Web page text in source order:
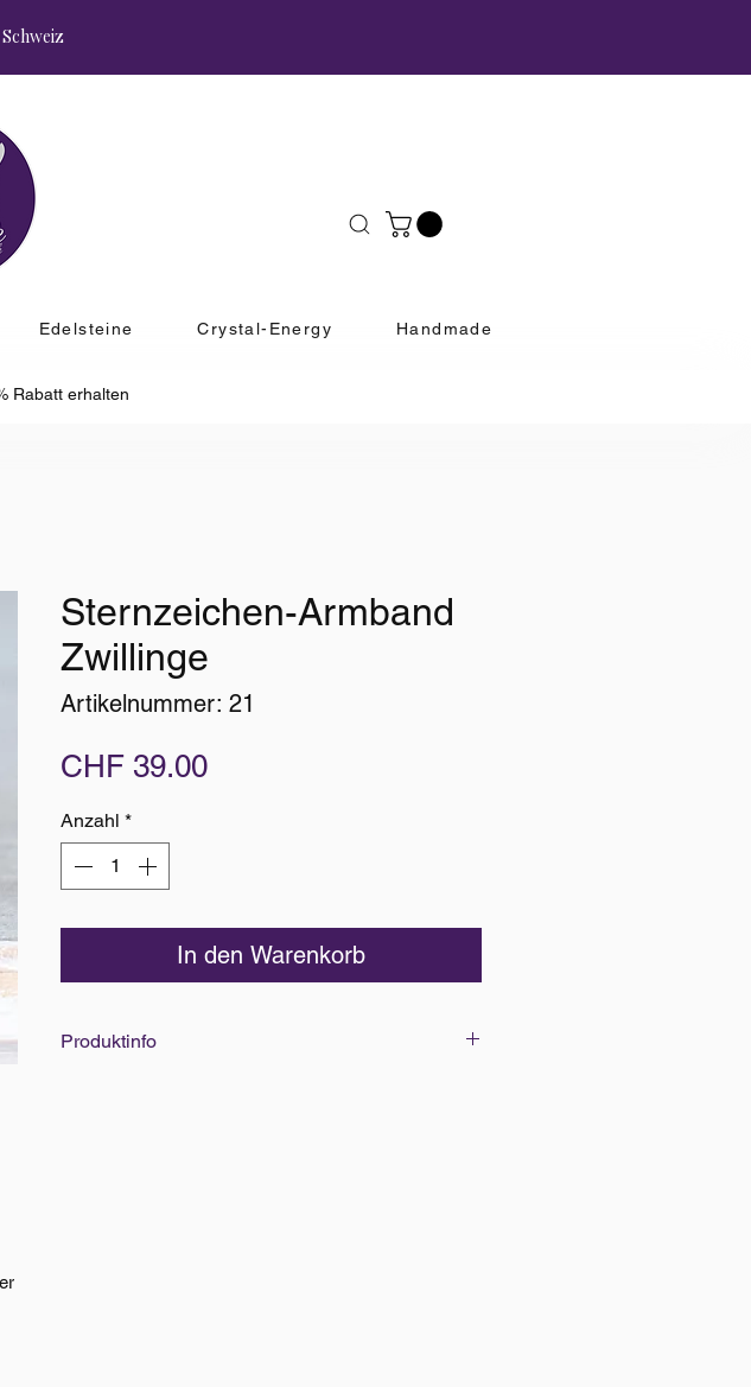
Edelsteine Crystal-Energy Handmade
Rabatt erhalten
Sternzeichen-Armband
Zwillinge
Artikelnummer: 21
CHF 39.00Preis
Anzahl *
In den Warenkorb
Produktinfo